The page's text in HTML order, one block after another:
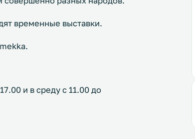
временные выставки.
и в среду с 11.00 до